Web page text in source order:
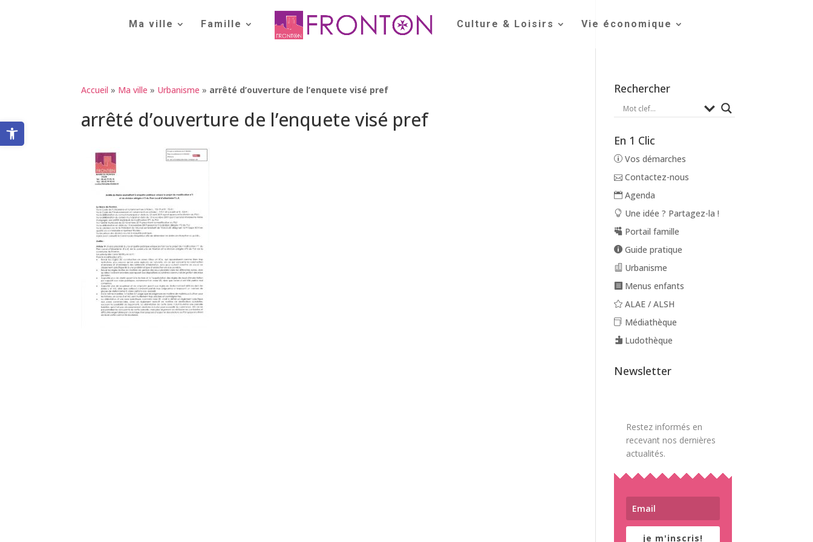
Ouvrir la barre d’outils
Ma ville Famille Culture & Loisirs Vie économique
Accueil » Ma ville » Urbanisme » arrêté d’ouverture de l’enquete visé pref
arrêté d’ouverture de l’enquete visé pref
Rechercher
En 1 Clic
Vos démarches
Contactez-nous
Agenda
Une idée ? Partagez-la !
Portail famille
Guide pratique
Urbanisme
Menus enfants
ALAE / ALSH
Médiathèque
Ludothèque
Newsletter
Restez informés en
recevant nos dernières
actualités.
je m'inscris!